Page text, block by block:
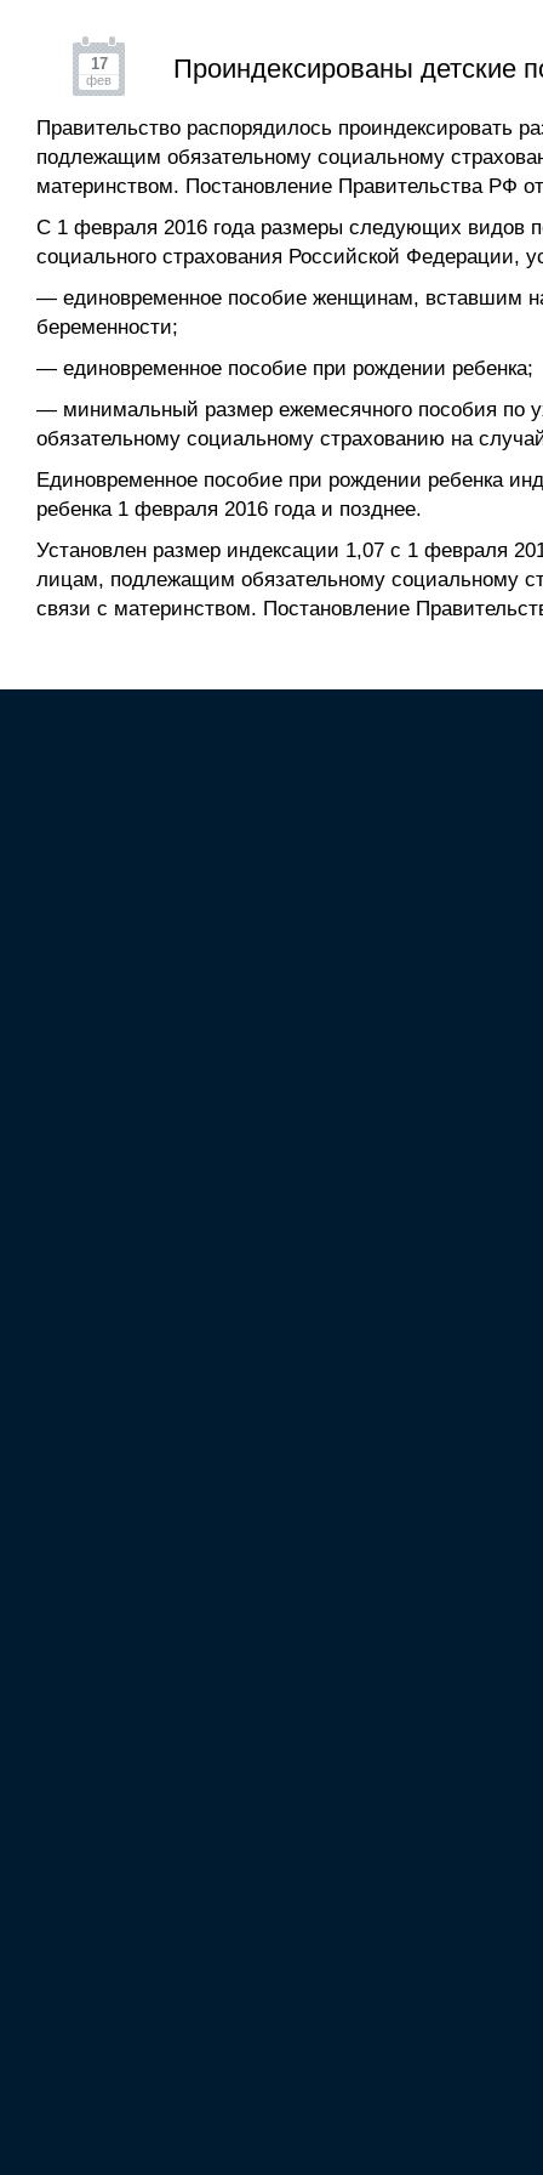
17
фев Проиндексированы детские
Правительство распорядилось
подлежащим обязательному социальному
материнством. Постановление Правительства РФ
С 1 февраля 2016 года размеры следующих видов
социального страхования Российской Федерации,
— единовременное пособие женщинам, вставшим
беременности;
— единовременное пособие при рождении ребенка;
— минимальный размер ежемесячного пособия по
обязательному социальному страхованию на
Единовременное пособие при рождении ребенка
ребенка 1 февраля 2016 года и позднее.
Установлен размер индексации 1,07 с 1 февраля
лицам, подлежащим обязательному социальному
связи с материнством. Постановление